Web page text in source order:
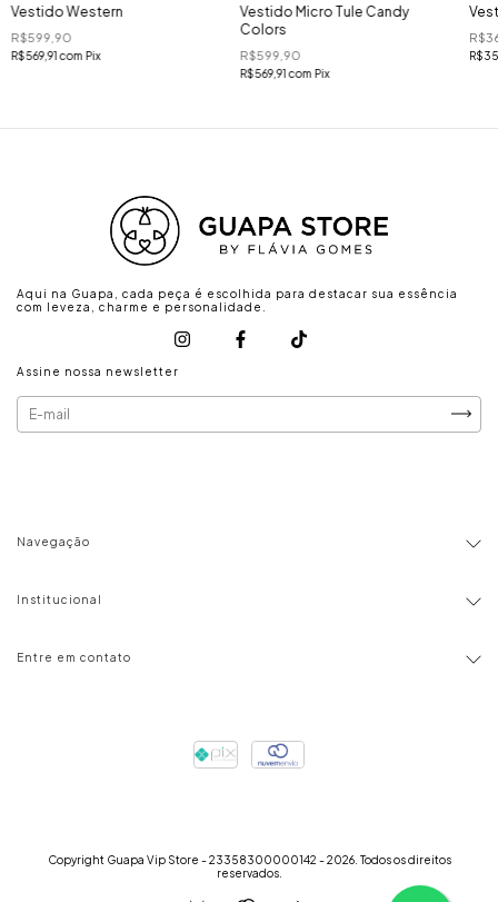
Vestido Western
R$599,90
R$569,91com Pix
Vestido Micro Tule Candy
Colors
R$599,90
R$569,91com Pix
Aqui na Guapa, cada peça é escolhida para destacar sua essência
com leveza, charme e personalidade.
Assine nossa newsletter
Navegação
Institucional
Entre em contato
Copyright Guapa Vip Store - 23358300000142 - 2026. Todos os direitos
reservados.